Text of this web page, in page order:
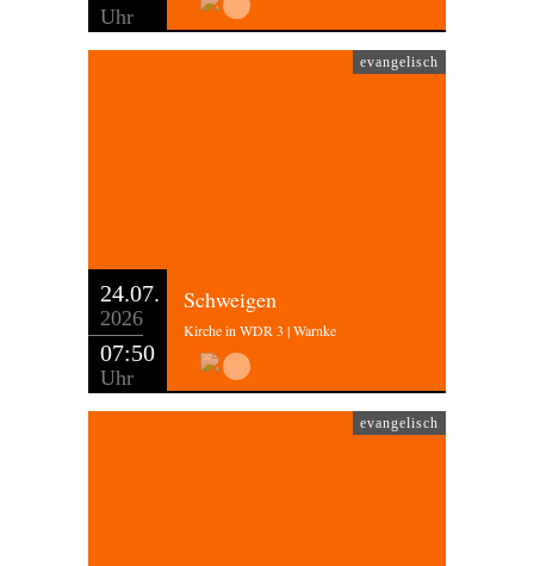
Uhr
evangelisch
24.07.
2026
07:50
Uhr
Schweigen
Kirche in WDR 3 | Warnke
evangelisch